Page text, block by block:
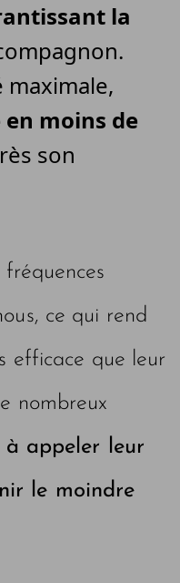
la
maximale,
moins de
son
ce qui rend
efficace que leur
nombreux
à appeler leur
le moindre